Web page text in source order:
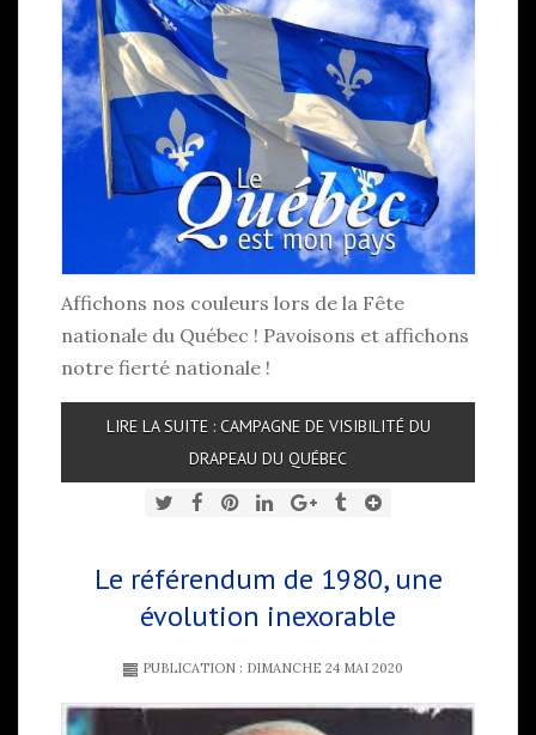
Affichons nos couleurs lors de la Fête
nationale du Québec ! Pavoisons et affichons
notre fierté nationale !
LIRE LA SUITE : CAMPAGNE DE VISIBILITÉ DU
DRAPEAU DU QUÉBEC
Le référendum de 1980, une
évolution inexorable
PUBLICATION : DIMANCHE 24 MAI 2020